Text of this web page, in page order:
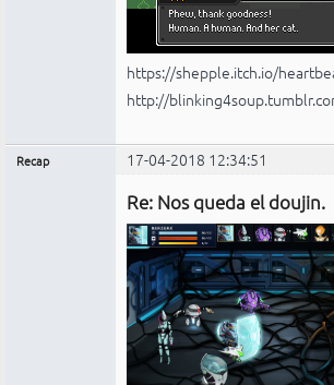
https://shepple.itch.io/
http://
Recap 17-04-2018 12:34:51
Re: Nos queda el doujin.